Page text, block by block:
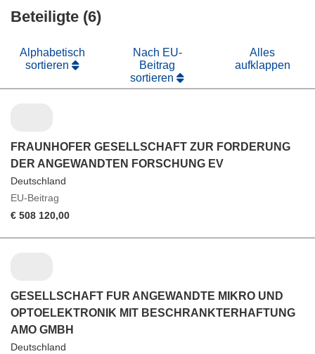
Beteiligte (6)
Alphabetisch
sortieren
Nach EU-
Beitrag
sortieren
Alles
aufklappen
FRAUNHOFER GESELLSCHAFT ZUR FORDERUNG
DER ANGEWANDTEN FORSCHUNG EV
Deutschland
EU-Beitrag
€ 508 120,00
GESELLSCHAFT FUR ANGEWANDTE MIKRO UND
OPTOELEKTRONIK MIT BESCHRANKTERHAFTUNG
AMO GMBH
Deutschland